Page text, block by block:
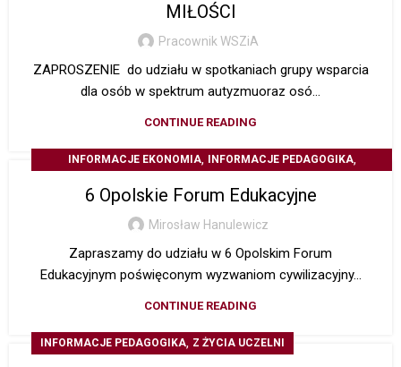
MIŁOŚCI
Pracownik WSZiA
ZAPROSZENIE do udziału w spotkaniach grupy wsparcia
dla osób w spektrum autyzmuoraz osó...
CONTINUE READING
INFORMACJE EKONOMIA, INFORMACJE PEDAGOGIKA,
6 Opolskie Forum Edukacyjne
Mirosław Hanulewicz
Zapraszamy do udziału w 6 Opolskim Forum
Edukacyjnym poświęconym wyzwaniom cywilizacyjny...
CONTINUE READING
INFORMACJE PEDAGOGIKA, Z ŻYCIA UCZELNI